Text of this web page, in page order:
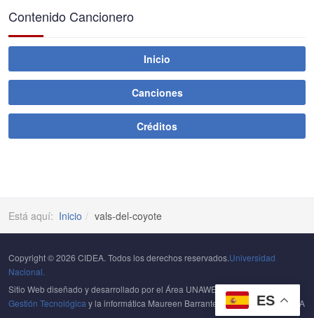
ES
Contenido Cancionero
Inicio
Canciones
Créditos
Está aquí: Inicio vals-del-coyote
Copyright © 2026 CIDEA. Todos los derechos reservados.Universidad
Nacional.
Sitio Web diseñado y desarrollado por el Área UNAWEB delCentro de
Gestión Tecnológica y la informática Maureen Barrantes Portuguez del CIDEA